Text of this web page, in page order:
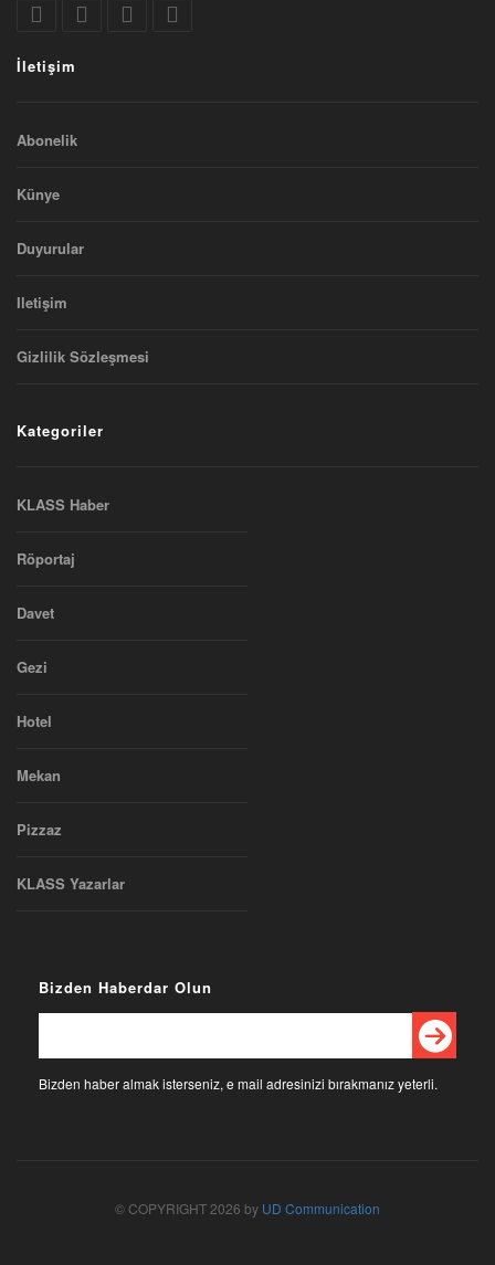
İletişim
Abonelik
Künye
Duyurular
Iletişim
Gizlilik Sözleşmesi
Kategoriler
KLASS Haber
Röportaj
Davet
Gezi
Hotel
Mekan
Pizzaz
KLASS Yazarlar
Bizden Haberdar Olun
Bizden haber almak isterseniz, e mail adresinizi bırakmanız yeterli.
© COPYRIGHT 2026 by UD Communication